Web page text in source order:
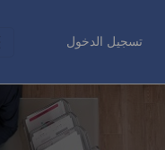
تسجيل الدخول